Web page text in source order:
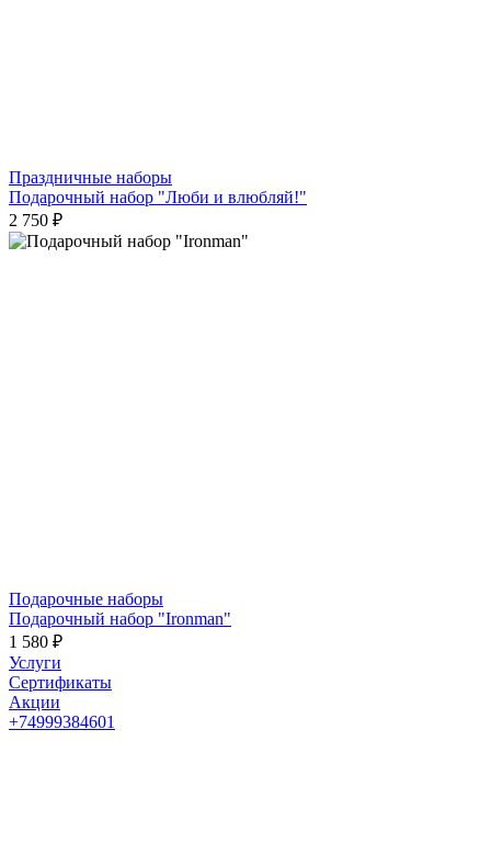
Праздничные наборы
Подарочный набор "Люби и влюбляй!"
2 750 ₽
Подарочные наборы
Подарочный набор "Ironman"
1 580 ₽
Услуги
Сертификаты
Акции
+74999384601